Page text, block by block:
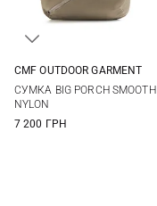
CMF OUTDOOR GARMENT
СУМКА BIG PORCH SMOOTH
NYLON
7 200 ГРН